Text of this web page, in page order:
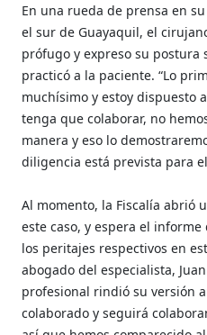
En una rueda de prensa en
el sur de Guayaquil, el
prófugo y expreso su
practicó a la paciente. “Lo
muchísimo y estoy dispuesto
tenga que colaborar, no
manera y eso lo
diligencia está prevista para
Al momento, la Fiscalía abrió
este caso, y espera el
los peritajes respectivos en
abogado del especialista,
profesional rindió su versión
colaborado y seguirá